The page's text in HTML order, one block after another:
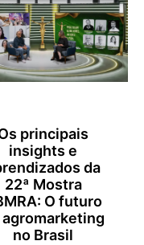
principais
insights e
da
22ª Mostra
O futuro
agromarketing
no Brasil